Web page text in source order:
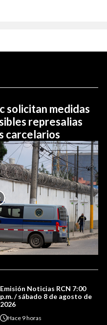
solicitan medidas
represalias
carcelarios
Emisión Noticias RCN 7:00
p.m. / sábado 8 de agosto de
2026
Hace 9 horas